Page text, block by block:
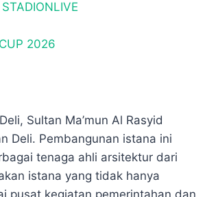
Sultan Ma’mun Al Rasyid
Deli. Pembangunan istana ini
tenaga ahli arsitektur dari
istana yang tidak hanya